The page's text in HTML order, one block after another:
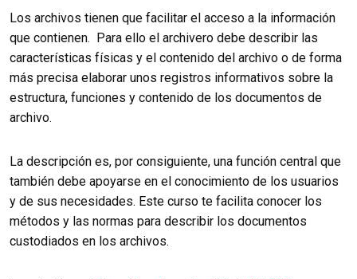
Los archivos tienen que facilitar el acceso a la información
que contienen. Para ello el archivero debe describir las
características físicas y el contenido del archivo o de forma
más precisa elaborar unos registros informativos sobre la
estructura, funciones y contenido de los documentos de
archivo.
La descripción es, por consiguiente, una función central que
también debe apoyarse en el conocimiento de los usuarios
y de sus necesidades. Este curso te facilita conocer los
métodos y las normas para describir los documentos
custodiados en los archivos.